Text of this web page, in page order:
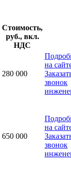
Стоимость,
руб., вкл.
НДС
280 000
на
звонок
650 000
на
звонок